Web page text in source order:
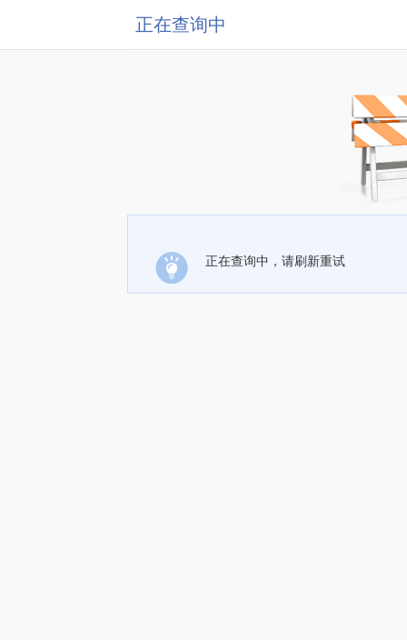
正在查询中
正在查询中，请刷新重试